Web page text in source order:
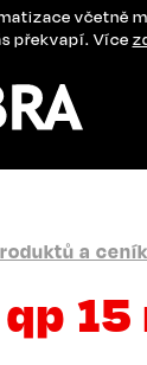
včetně
překvapí. Více
a ceník